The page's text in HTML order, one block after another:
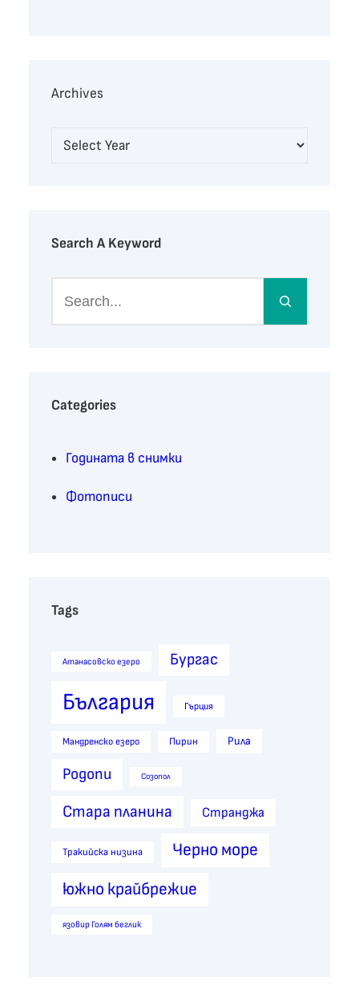
Archives
Search A Keyword
h
Categories
Годината в снимки
Фотописи
Tags
Атанасовско езеро Бургас
България Гърция
Мандренско езеро Пирин Рила
Родопи Созопол
Стара планина Странджа
Тракийска низина
Черно море
южно крайбрежие
язовир Голям беглик